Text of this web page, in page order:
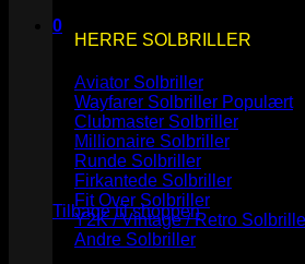
0
Kurv
Ingen varer i kurven.
Tilbage til shoppen
HERRE SOLBRILLER
Aviator Solbriller
Wayfarer Solbriller
Clubmaster Solbriller
Millionaire Solbriller
Runde Solbriller
Firkantede Solbriller
Fit Over Solbriller
Y2K / Vintage / Retro
Andre Solbriller